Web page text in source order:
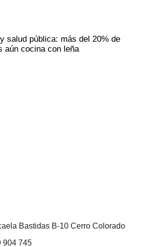
salud pública: más del 20% de
aún cocina con leña
Bastidas B-10 Cerro Colorado
904 745